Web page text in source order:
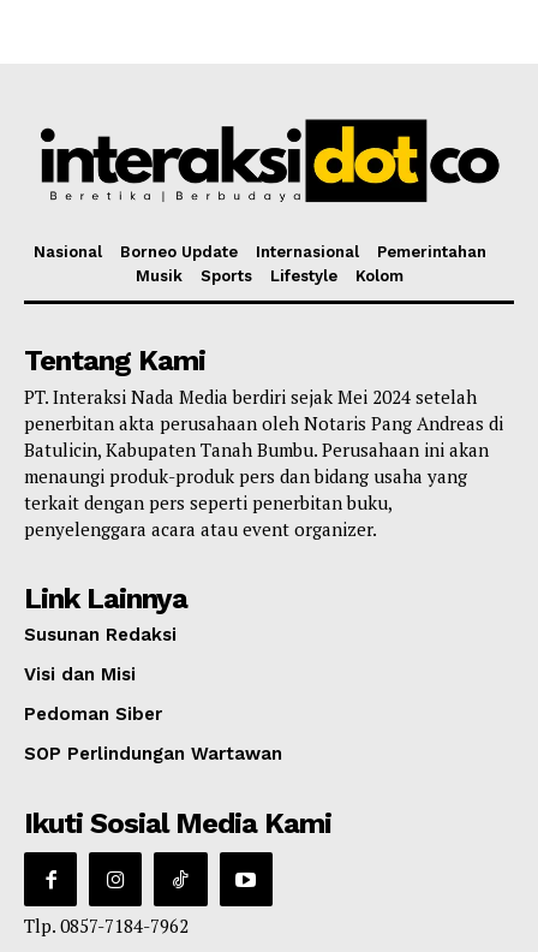
Nasional Borneo Update Internasional
Pemerintahan
Musik
Sports Lifestyle Kolom
Tentang Kami
PT. Interaksi Nada Media berdiri sejak Mei 2024 setelah
penerbitan akta perusahaan oleh Notaris Pang Andreas di
Batulicin, Kabupaten Tanah Bumbu. Perusahaan ini akan
menaungi produk-produk pers dan bidang usaha yang
terkait dengan pers seperti penerbitan buku,
penyelenggara acara atau event organizer.
Link Lainnya
Susunan Redaksi
Visi dan Misi
Pedoman Siber
SOP Perlindungan Wartawan
Ikuti Sosial Media Kami
Tlp. 0857-7184-7962